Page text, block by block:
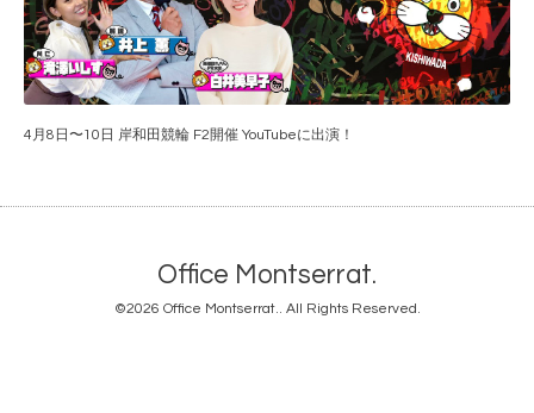
4月8日〜10日 岸和田競輪 F2開催 YouTubeに出演！
Office Montserrat.
©2026 Office Montserrat.. All Rights Reserved.